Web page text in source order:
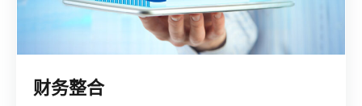
财务整合